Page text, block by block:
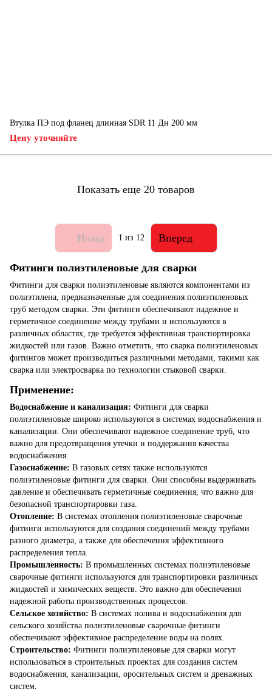
Втулка ПЭ под фланец длинная SDR 11 Дн 200 мм
Цену уточняйте
Показать еще 20 товаров
Назад 1 из 12 Вперед
Фитинги полиэтиленовые для сварки
Фитинги для сварки полиэтиленовые являются компонентами из
полиэтилена, предназначенные для соединения полиэтиленовых
труб методом сварки. Эти фитинги обеспечивают надежное и
герметичное соединение между трубами и используются в
различных областях, где требуется эффективная транспортировка
жидкостей или газов. Важно отметить, что сварка полиэтиленовых
фитингов может производиться различными методами, такими как
сварка или электросварка по технологии стыковой сварки.
Применение:
Водоснабжение и канализация: Фитинги для сварки
полиэтиленовые широко используются в системах водоснабжения и
канализации. Они обеспечивают надежное соединение труб, что
важно для предотвращения утечки и поддержания качества
водоснабжения.
Газоснабжение: В газовых сетях также используются
полиэтиленовые фитинги для сварки. Они способны выдерживать
давление и обеспечивать герметичные соединения, что важно для
безопасной транспортировки газа.
Отопление: В системах отопления полиэтиленовые сварочные
фитинги используются для создания соединений между трубами
разного диаметра, а также для обеспечения эффективного
распределения тепла.
Промышленность: В промышленных системах полиэтиленовые
сварочные фитинги используются для транспортировки различных
жидкостей и химических веществ. Это важно для обеспечения
надежной работы производственных процессов.
Сельское хозяйство: В системах полива и водоснабжения для
сельского хозяйства полиэтиленовые сварочные фитинги
обеспечивают эффективное распределение воды на полях.
Строительство: Фитинги полиэтиленовые для сварки могут
использоваться в строительных проектах для создания систем
водоснабжения, канализации, оросительных систем и дренажных
систем.